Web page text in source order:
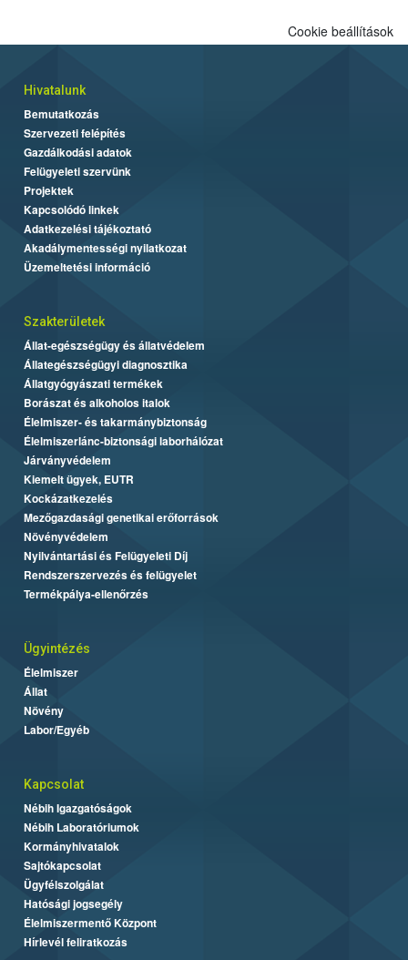
Cookie beállítások
Hivatalunk
Bemutatkozás
Szervezeti felépítés
Gazdálkodási adatok
Felügyeleti szervünk
Projektek
Kapcsolódó linkek
Adatkezelési tájékoztató
Akadálymentességi nyilatkozat
Üzemeltetési információ
Szakterületek
Állat-egészségügy és állatvédelem
Állategészségügyi diagnosztika
Állatgyógyászati termékek
Borászat és alkoholos italok
Élelmiszer- és takarmánybiztonság
Élelmiszerlánc-biztonsági laborhálózat
Járványvédelem
Kiemelt ügyek, EUTR
Kockázatkezelés
Mezőgazdasági genetikai erőforrások
Növényvédelem
Nyilvántartási és Felügyeleti Díj
Rendszerszervezés és felügyelet
Termékpálya-ellenőrzés
Ügyintézés
Élelmiszer
Állat
Növény
Labor/Egyéb
Kapcsolat
Nébih Igazgatóságok
Nébih Laboratóriumok
Kormányhivatalok
Sajtókapcsolat
Ügyfélszolgálat
Hatósági jogsegély
Élelmiszermentő Központ
Hírlevél feliratkozás